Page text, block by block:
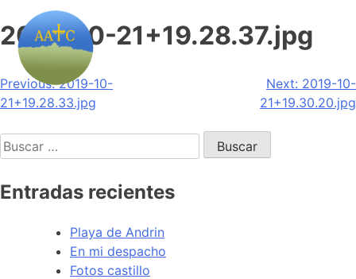
2019-10-21+19.28.37.jpg
Navegación
de
entradas
Previous: 2019-10-
21+19.28.33.jpg
Next: 2019-10-
21+19.30.20.jpg
Buscar:
Entradas recientes
Playa de Andrin
En mi despacho
Fotos castillo